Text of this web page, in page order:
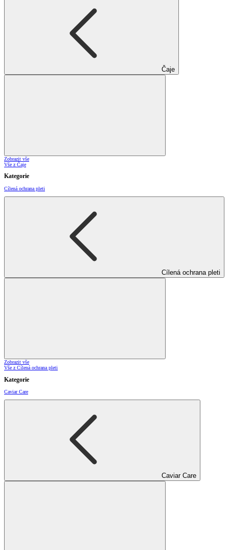
Čaje
Zobrazit vše
Vše z Čaje
Kategorie
Cílená ochrana pleti
Cílená ochrana pleti
Zobrazit vše
Vše z Cílená ochrana pleti
Kategorie
Caviar Care
Caviar Care